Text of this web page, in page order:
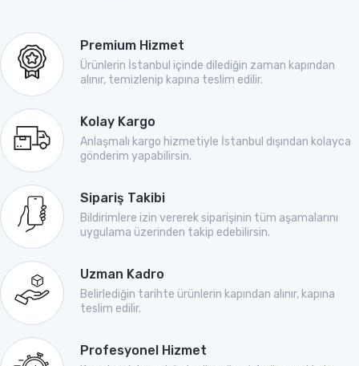
Premium Hizmet
Ürünlerin İstanbul içinde dilediğin zaman kapından
alınır, temizlenip kapına teslim edilir.
Kolay Kargo
Anlaşmalı kargo hizmetiyle İstanbul dışından kolayca
gönderim yapabilirsin.
Sipariş Takibi
Bildirimlere izin vererek siparişinin tüm aşamalarını
uygulama üzerinden takip edebilirsin.
Uzman Kadro
Belirlediğin tarihte ürünlerin kapından alınır, kapına
teslim edilir.
Profesyonel Hizmet